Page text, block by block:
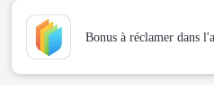
Bonus à réclamer dans